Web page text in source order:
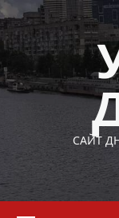
Перейти
до
вмісту
САЙТ